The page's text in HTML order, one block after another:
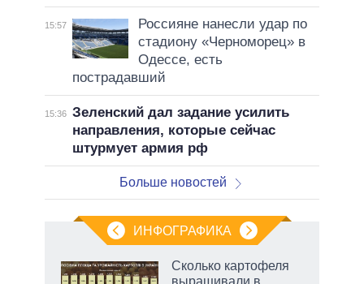
15:57
Россияне нанесли удар по
стадиону «Черноморец» в
Одессе, есть
пострадавший
15:36 Зеленский дал задание усилить
направления, которые сейчас
штурмует армия рф
Больше новостей
ИНФОГРАФИКА
Сколько картофеля
выращивали в